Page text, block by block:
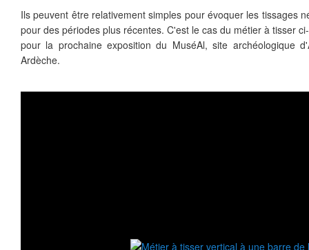
Ils peuvent être relativement simples pour évoquer les tissages
pour des périodes plus récentes. C'est le cas du métier à tisser
pour la prochaine exposition du MuséAl, site archéologique
Ardèche.